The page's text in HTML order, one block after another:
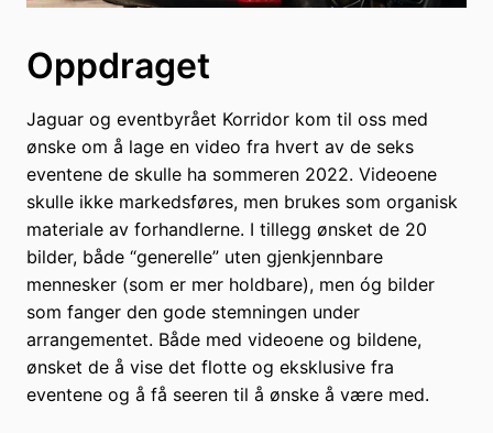
Oppdraget
Jaguar og eventbyrået Korridor kom til oss med
ønske om å lage en video fra hvert av de seks
eventene de skulle ha sommeren 2022. Videoene
skulle ikke markedsføres, men brukes som organisk
materiale av forhandlerne. I tillegg ønsket de 20
bilder, både “generelle” uten gjenkjennbare
mennesker (som er mer holdbare), men óg bilder
som fanger den gode stemningen under
arrangementet. Både med videoene og bildene,
ønsket de å vise det flotte og eksklusive fra
eventene og å få seeren til å ønske å være med.